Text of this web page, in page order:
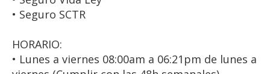
• Seguro SCTR
HORARIO:
• Lunes a viernes 08:00am a 06:21pm de lunes a